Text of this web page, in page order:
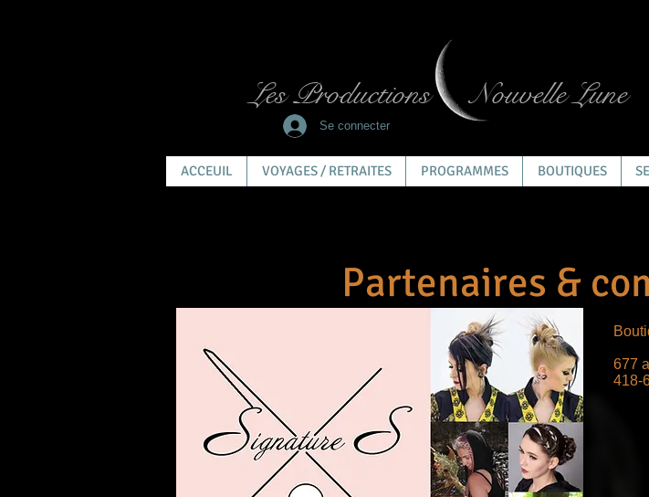
Les Productions Nouvelle Lune
ACCEUIL VOYAGES / RETRAITES PROGRAMMES BOUTIQUES
Se connecter
Partenaires &
677
418-